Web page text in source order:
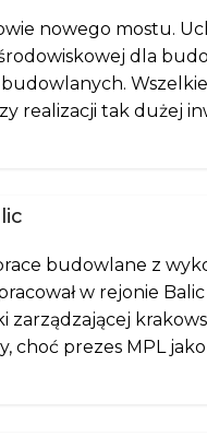
nowego mostu.
dla
realizacji tak dużej
budowlane z
w rejonie
zarządzającej
choć prezes MPL